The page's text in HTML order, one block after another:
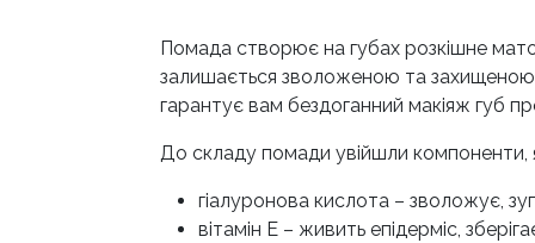
Помада створює на губах розкішне
залишається зволоженою та захищеною
гарантує вам бездоганний макіяж губ
До складу помади увійшли компоненти,
гіалуронова кислота – зволожує,
вітамін Е – живить епідерміс,